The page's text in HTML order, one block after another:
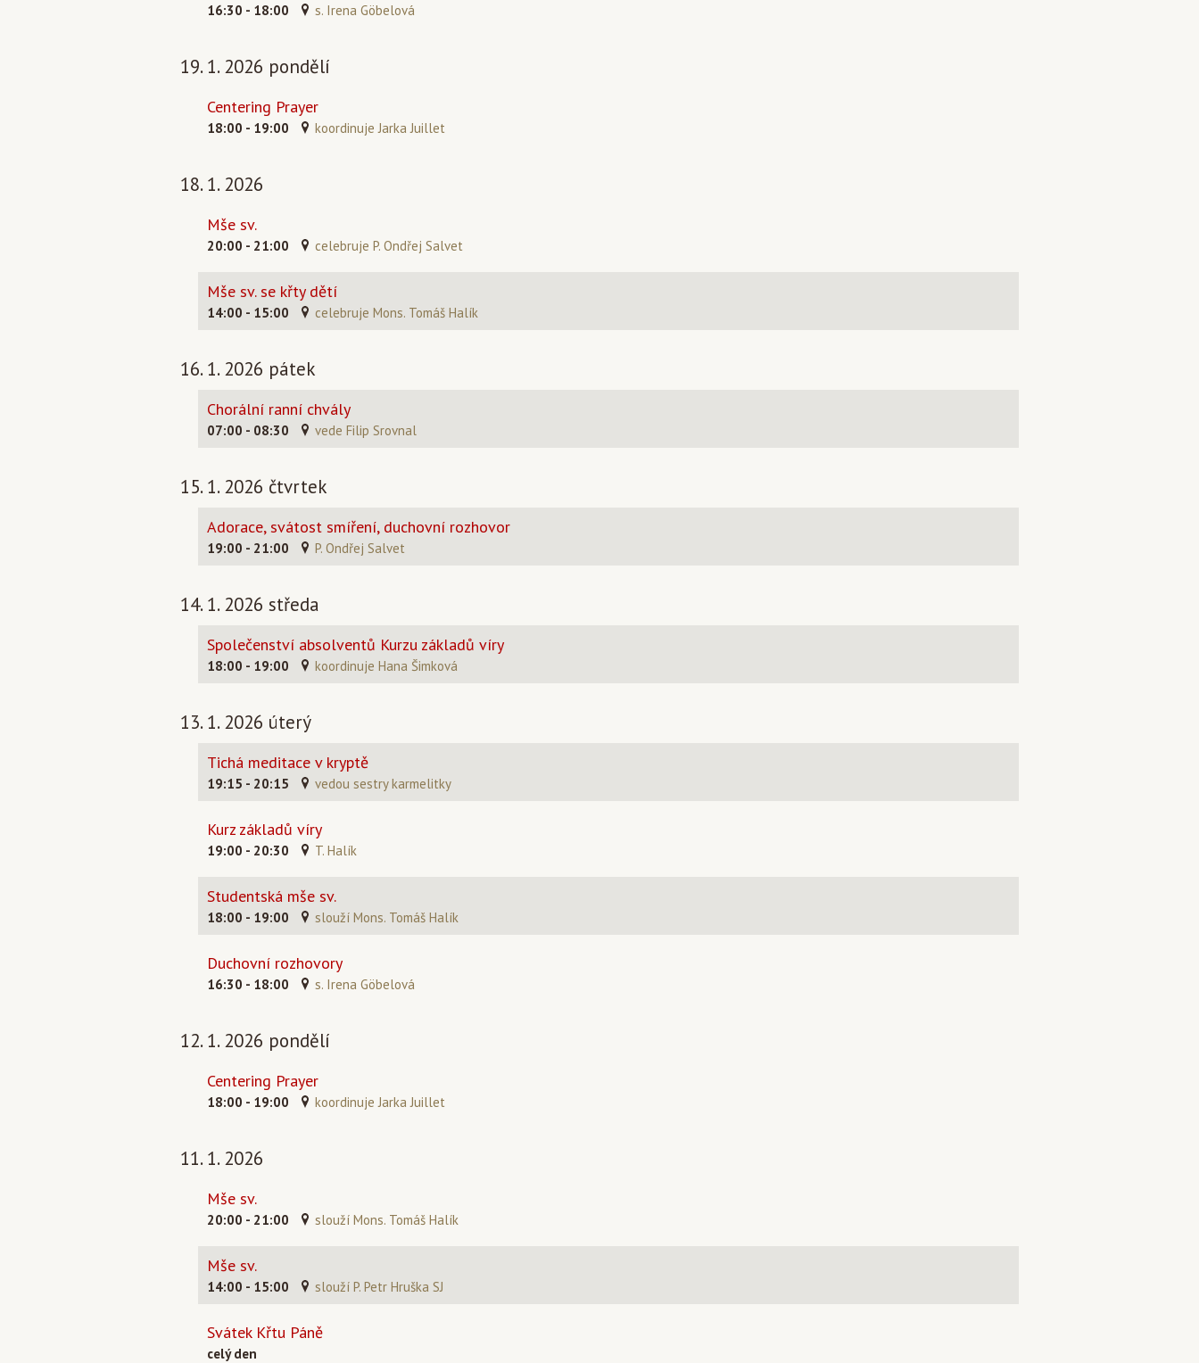
16:30 - 18:00 s. Irena Göbelová
19. 1. 2026 pondělí
Centering Prayer
18:00 - 19:00 koordinuje Jarka Juillet
18. 1. 2026
Mše sv.
20:00 - 21:00 celebruje P. Ondřej Salvet
Mše sv. se křty dětí
14:00 - 15:00 celebruje Mons. Tomáš Halík
16. 1. 2026 pátek
Chorální ranní chvály
07:00 - 08:30 vede Filip Srovnal
15. 1. 2026 čtvrtek
Adorace, svátost smíření, duchovní rozhovor
19:00 - 21:00 P. Ondřej Salvet
14. 1. 2026 středa
Společenství absolventů Kurzu základů víry
18:00 - 19:00 koordinuje Hana Šimková
13. 1. 2026 úterý
Tichá meditace v kryptě
19:15 - 20:15 vedou sestry karmelitky
Kurz základů víry
19:00 - 20:30 T. Halík
Studentská mše sv.
18:00 - 19:00 slouží Mons. Tomáš Halík
Duchovní rozhovory
16:30 - 18:00 s. Irena Göbelová
12. 1. 2026 pondělí
Centering Prayer
18:00 - 19:00 koordinuje Jarka Juillet
11. 1. 2026
Mše sv.
20:00 - 21:00 slouží Mons. Tomáš Halík
Mše sv.
14:00 - 15:00 slouží P. Petr Hruška SJ
Svátek Křtu Páně
celý den